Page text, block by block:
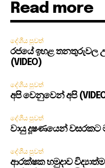
Read more
දේශීය පුවත්
රජයේ ඉහළ තනතුරුවල
(VIDEO)
දේශීය පුවත්
අපි වෙනුවෙන් අපි
දේශීය පුවත්
වායු දූෂණයෙන් වසරකට
දේශීය පුවත්
ආරක්ෂක හමුදාව